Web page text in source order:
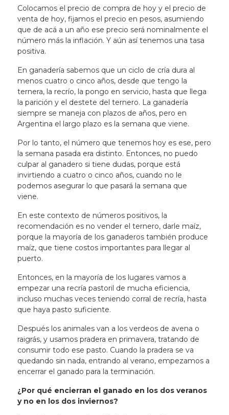
Colocamos el precio de compra de hoy y el precio de
venta de hoy, fijamos el precio en pesos, asumiendo
que de acá a un año ese precio será nominalmente el
número más la inflación. Y aún así tenemos una tasa
positiva.
En ganadería sabemos que un ciclo de cría dura al
menos cuatro o cinco años, desde que tengo la
ternera, la recrío, la pongo en servicio, hasta que llega
la parición y el destete del ternero. La ganadería
siempre se maneja con plazos de años, pero en
Argentina el largo plazo es la semana que viene.
Por lo tanto, el número que tenemos hoy es ese, pero
la semana pasada era distinto. Entonces, no puedo
culpar al ganadero si tiene dudas, porque está
invirtiendo a cuatro o cinco años, cuando no le
podemos asegurar lo que pasará la semana que
viene.
En este contexto de números positivos, la
recomendación es no vender el ternero, darle maíz,
porque la mayoría de los ganaderos también produce
maíz, que tiene costos importantes para llegar al
puerto.
Entonces, en la mayoría de los lugares vamos a
empezar una recría pastoril de mucha eficiencia,
incluso muchas veces teniendo corral de recría, hasta
que haya pasto suficiente.
Después los animales van a los verdeos de avena o
raigrás, y usamos pradera en primavera, tratando de
consumir todo ese pasto. Cuando la pradera se va
quedando sin nada, entrando al verano, empezamos a
encerrar el ganado para la terminación.
¿Por qué encierran el ganado en los dos veranos
y no en los dos inviernos?